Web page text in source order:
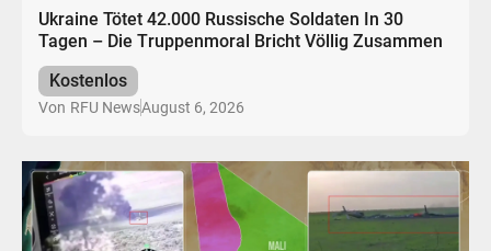
Ukraine Tötet 42.000 Russische Soldaten In 30
Tagen – Die Truppenmoral Bricht Völlig Zusammen
Kostenlos
Von RFU NewsAugust 6, 2026